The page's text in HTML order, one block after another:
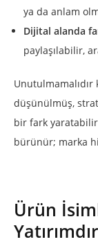
ya da anlam
Dijital alanda
paylaşılabilir,
düşünülmüş,
bir fark
bürünür; marka
Ürün
Yatırımdır